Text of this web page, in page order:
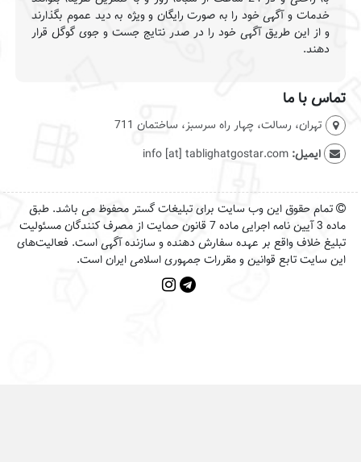
آگهی خود را به صورت رایگان و ویژه به دید عموم بگذارند
طریق آگهی خود را در صدر نتایج جست و جوی گوگل قرار
رسالت، چهار راه سرسبز، ساختمان 711
info [at] tablighatgostar.com
این وب سایت برای تبلیغات گستر محفوظ می باشد. طبق
ماده 3 آیین نامه اجرایی ماده 7 قانون حمایت از مصرف کنندگان مسئولیت
واقع بر عهده سفارش دهنده و سازنده آگهی است. فعالیت‌های
قوانین و مقررات جمهوری اسلامی ایران است.